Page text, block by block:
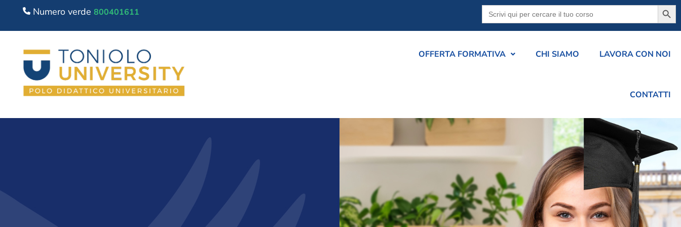
Numero verde 800401611 Search
for:
OFFERTA FORMATIVA CHI SIAMO LAVORA CON NOI
CONTATTI